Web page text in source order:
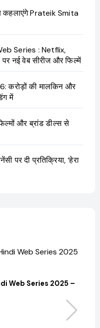
कहलाएंगे Prateik Smita
Series : Netflix,
नई वेब सीरीज और फिल्में
करोड़ों की मालकिन और
में
और ब्रांड डील्स से
पर दी प्रतिक्रिया, ‘हेरा
Web Series 2025 –